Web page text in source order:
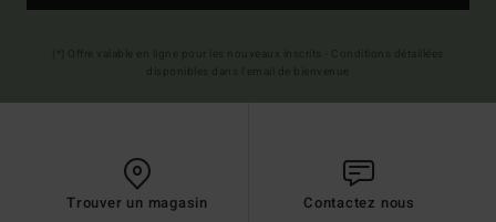
Trouver un magasin Contactez nous